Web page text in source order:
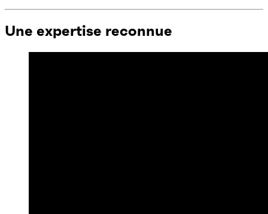
Une expertise reconnue